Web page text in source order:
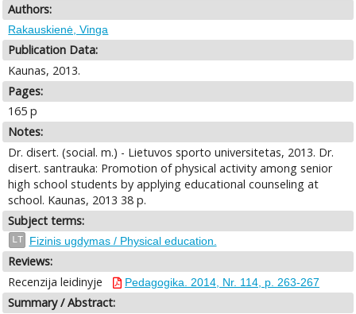
Authors:
Rakauskienė, Vinga
Publication Data:
Kaunas, 2013.
Pages:
165 p
Notes:
Dr. disert. (social. m.) - Lietuvos sporto universitetas, 2013. Dr.
disert. santrauka: Promotion of physical activity among senior
high school students by applying educational counseling at
school. Kaunas, 2013 38 p.
Subject terms:
LT Fizinis ugdymas / Physical education.
Reviews:
Recenzija leidinyje
Pedagogika. 2014, Nr. 114, p. 263-267
Summary / Abstract: